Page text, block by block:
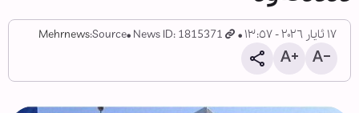
١٧ ئایار ٢٠٢٦ - ١٣:٥٧ News ID: 1815371
Source:
Mehrnews